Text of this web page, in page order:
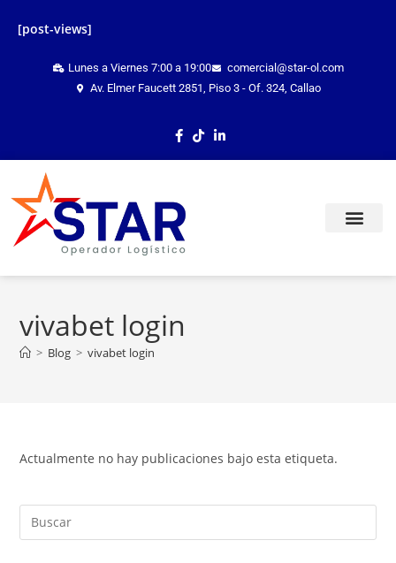
[post-views]
Lunes a Viernes 7:00 a 19:00
comercial@star-ol.com
Av. Elmer Faucett 2851, Piso 3 - Of. 324, Callao
vivabet login
> Blog > vivabet login
Actualmente no hay publicaciones bajo esta etiqueta.